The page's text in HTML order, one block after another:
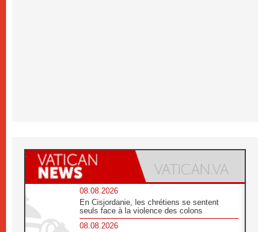
08.08.2026
En Cisjordanie, les chrétiens se sentent
seuls face à la violence des colons
08.08.2026